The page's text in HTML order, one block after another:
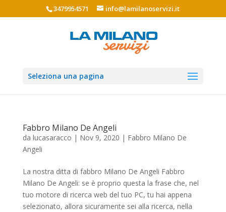
3479954571 info@lamilanoservizi.it
Seleziona una pagina
Fabbro Milano De Angeli
da lucasaracco | Nov 9, 2020 | Fabbro Milano De
Angeli
La nostra ditta di fabbro Milano De Angeli Fabbro
Milano De Angeli: se è proprio questa la frase che, nel
tuo motore di ricerca web del tuo PC, tu hai appena
selezionato, allora sicuramente sei alla ricerca, nella